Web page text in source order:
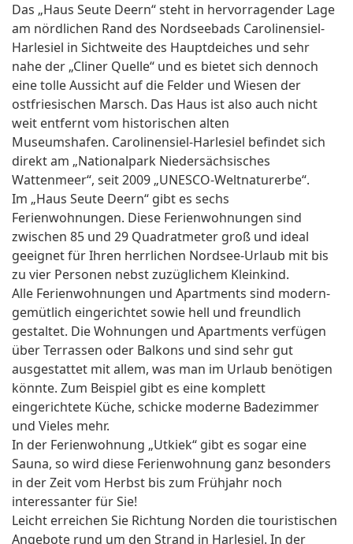
Das „Haus Seute Deern“ steht in hervorragender Lage
am nördlichen Rand des Nordseebads Carolinensiel-
Harlesiel in Sichtweite des Hauptdeiches und sehr
nahe der „Cliner Quelle“ und es bietet sich dennoch
eine tolle Aussicht auf die Felder und Wiesen der
ostfriesischen Marsch. Das Haus ist also auch nicht
weit entfernt vom historischen alten
Museumshafen. Carolinensiel-Harlesiel befindet sich
direkt am „Nationalpark Niedersächsisches
Wattenmeer“, seit 2009 „UNESCO-Weltnaturerbe“.
Im „Haus Seute Deern“ gibt es sechs
Ferienwohnungen. Diese Ferienwohnungen sind
zwischen 85 und 29 Quadratmeter groß und ideal
geeignet für Ihren herrlichen Nordsee-Urlaub mit bis
zu vier Personen nebst zuzüglichem Kleinkind.
Alle Ferienwohnungen und Apartments sind modern-
gemütlich eingerichtet sowie hell und freundlich
gestaltet. Die Wohnungen und Apartments verfügen
über Terrassen oder Balkons und sind sehr gut
ausgestattet mit allem, was man im Urlaub benötigen
könnte. Zum Beispiel gibt es eine komplett
eingerichtete Küche, schicke moderne Badezimmer
und Vieles mehr.
In der Ferienwohnung „Utkiek“ gibt es sogar eine
Sauna, so wird diese Ferienwohnung ganz besonders
in der Zeit vom Herbst bis zum Frühjahr noch
interessanter für Sie!
Leicht erreichen Sie Richtung Norden die touristischen
Angebote rund um den Strand in Harlesiel. In der